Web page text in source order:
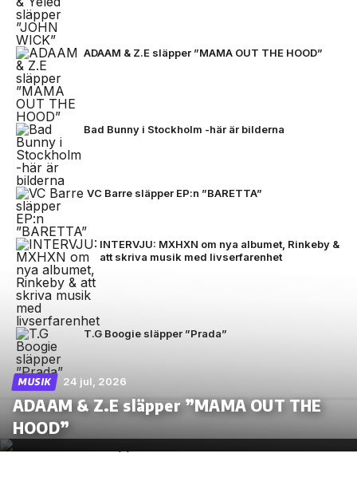
ADAAM & Z.E släpper ”MAMA OUT THE HOOD”
Bad Bunny i Stockholm -här är bilderna
VC Barre släpper EP:n ”BARETTA”
INTERVJU: MXHXN om nya albumet, Rinkeby &
att skriva musik med livserfarenhet
T.G Boogie släpper ”Prada”
MUSIK 24 jul, 2026
ADAAM & Z.E släpper ”MAMA OUT THE
HOOD”